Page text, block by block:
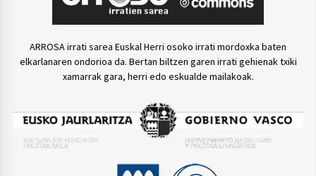
ARROSA irrati sarea Euskal Herri osoko irrati mordoxka baten
elkarlanaren ondorioa da. Bertan biltzen garen irrati gehienak txiki
xamarrak gara, herri edo eskualde mailakoak.